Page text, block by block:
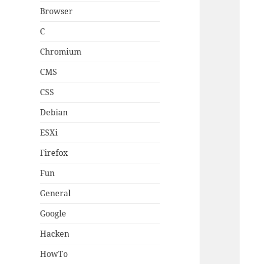
Browser
C
Chromium
CMS
CSS
Debian
ESXi
Firefox
Fun
General
Google
Hacken
HowTo